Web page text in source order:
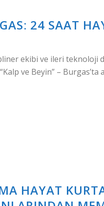
24 SAAT
ekibi ve ileri teknoloji
ve Beyin” – Burgas’ta
HAYAT